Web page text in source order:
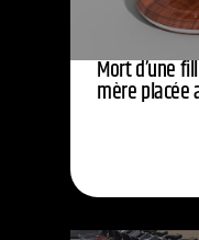
Mort d’une
mère placée